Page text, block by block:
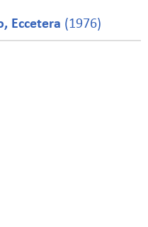
Eccetera (1976)